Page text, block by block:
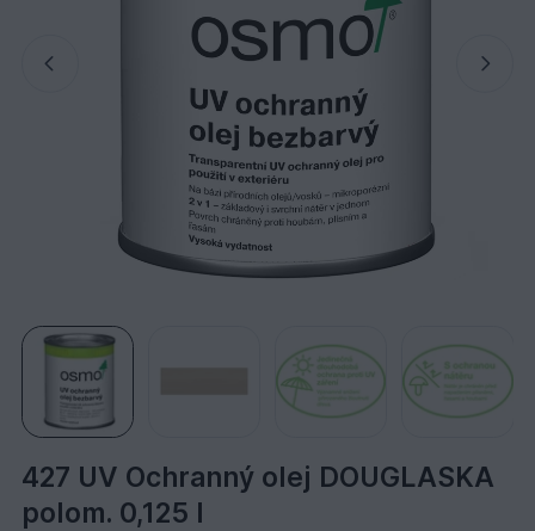
427 UV Ochranný olej DOUGLASKA
polom. 0,125 l